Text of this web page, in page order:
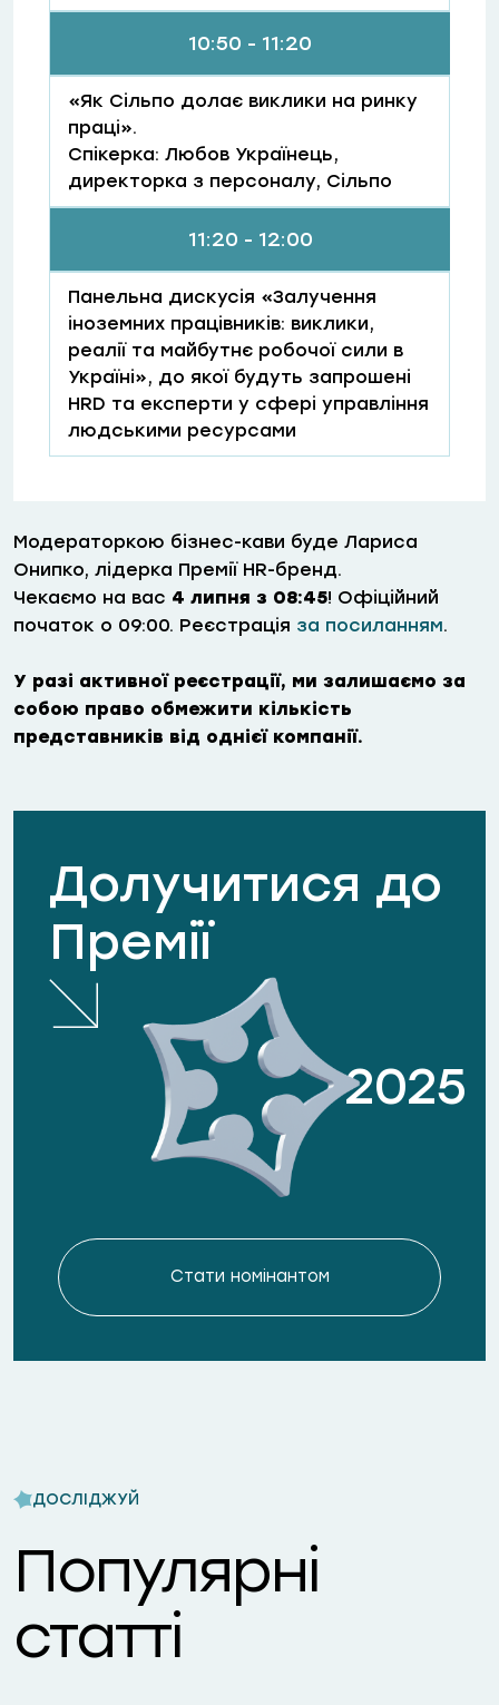
10:50 - 11:20
«Як Сільпо долає виклики на ринку
праці».
Спікерка: Любов Українець,
директорка з персоналу, Сільпо
11:20 - 12:00
Панельна дискусія «Залучення
іноземних працівників: виклики,
реалії та майбутнє робочої сили в
Україні», до якої будуть запрошені
HRD та експерти у сфері управління
людськими ресурсами
Модераторкою бізнес-кави буде Лариса
Онипко, лідерка Премії HR-бренд.
Чекаємо на вас 4 липня з 08:45! Офіційний
початок о 09:00. Реєстрація за посиланням.
У разі активної реєстрації, ми залишаємо за
собою право обмежити кількість
представників від однієї компанії.
Долучитися до
Премії
Стати номiнантом
2025
ДОСЛІДЖУЙ
Популярні
статті